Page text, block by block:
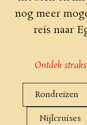
nog meer
reis naar
Ontdek
Rondreizen
Nijlcruises